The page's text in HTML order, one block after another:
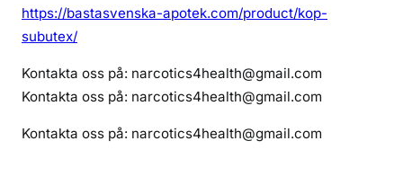
https://bastasvenska-apotek.com/product/kop-
subutex/
Kontakta oss på: narcotics4health@gmail.com
Kontakta oss på: narcotics4health@gmail.com
Kontakta oss på: narcotics4health@gmail.com